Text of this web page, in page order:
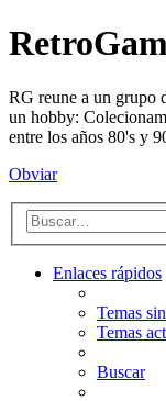
RG reune a un grupo
un hobby:
entre los años 80's y
Obviar
Enlaces rápidos
Temas
Temas
Buscar